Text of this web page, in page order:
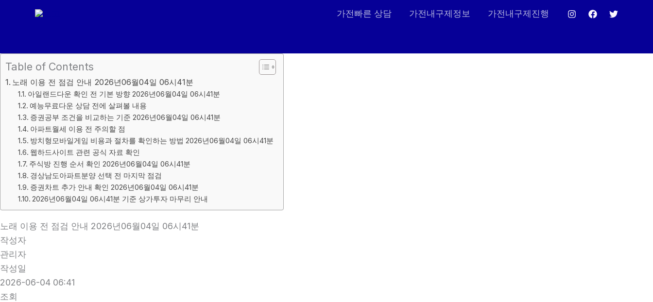
건
너
가전빠른 상담 가전내구제정보 가전내구제진행
Table of Contents
노래 이용 전 점검 안내 2026년06월04일 06시41분
아일랜드다운 확인 전 기본 방향 2026년06월04일 06시41분
예능무료다운 상담 전에 살펴볼 내용
증권공부 조건을 비교하는 기준 2026년06월04일 06시41분
아파트월세 이용 전 주의할 점
방치형모바일게임 비용과 절차를 확인하는 방법 2026년06월04일 06시41분
웹하드사이트 관련 공식 자료 확인
주식방 진행 순서 확인 2026년06월04일 06시41분
경상남도아파트분양 선택 전 마지막 점검
증권차트 추가 안내 확인 2026년06월04일 06시41분
2026년06월04일 06시41분 기준 상가투자 마무리 안내
노래 이용 전 점검 안내 2026년06월04일 06시41분
작성자
관리자
작성일
2026-06-04 06:41
조회